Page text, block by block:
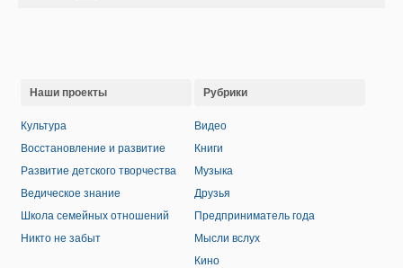
Наши проекты
Культура
Восстановление и развитие
Развитие детского творчества
Ведическое знание
Школа семейных отношений
Никто не забыт
Рубрики
Видео
Книги
Музыка
Друзья
Предприниматель года
Мысли вслух
Кино